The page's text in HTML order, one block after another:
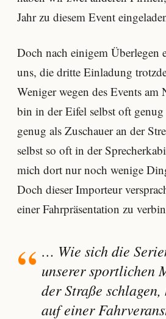
Jahr zu diesem Event
Doch nach einigem Überlegen
uns, die dritte Einladung
Weniger wegen des Events
bin in der Eifel selbst oft genug
genug als Zuschauer an der
selbst so oft in der
mich dort nur noch wenige
Doch dieser Importeur
einer Fahrpräsentation zu
… Wie sich die
unserer sportlichen
der Straße schlagen,
auf einer